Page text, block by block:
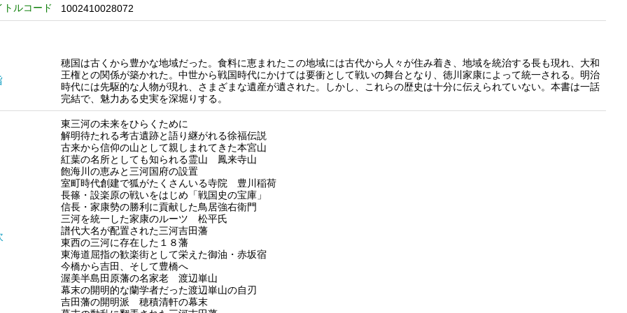
トルコード 1002410028072
穂国は古くから豊かな地域だった。食料に恵まれたこの地域には古代から人々が住み着き、地域を統治する長も現れ、大和
王権との関係が築かれた。中世から戦国時代にかけては要衝として戦いの舞台となり、徳川家康によって統一される。明治
時代には先駆的な人物が現れ、さまざまな遺産が遺された。しかし、これらの歴史は十分に伝えられていない。本書は一話
完結で、魅力ある史実を深堀りする。
東三河の未来をひらくために
解明待たれる考古遺跡と語り継がれる徐福伝説
古来から信仰の山として親しまれてきた本宮山
紅葉の名所としても知られる霊山 鳳来寺山
飽海川の恵みと三河国府の設置
室町時代創建で狐がたくさんいる寺院 豊川稲荷
長篠・設楽原の戦いをはじめ「戦国史の宝庫」
信長・家康勢の勝利に貢献した鳥居強右衛門
三河を統一した家康のルーツ 松平氏
譜代大名が配置された三河吉田藩
東西の三河に存在した１８藩
東海道屈指の歓楽街として栄えた御油・赤坂宿
今橋から吉田、そして豊橋へ
渥美半島田原藩の名家老 渡辺崋山
幕末の開明的な蘭学者だった渡辺崋山の自刃
吉田藩の開明派 穂積清軒の幕末